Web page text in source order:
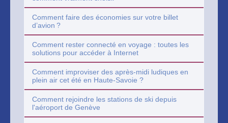
Comment faire des économies sur votre billet
d’avion ?
Comment rester connecté en voyage : toutes les
solutions pour accéder à Internet
Comment improviser des après-midi ludiques en
plein air cet été en Haute-Savoie ?
Comment rejoindre les stations de ski depuis
l'aéroport de Genève